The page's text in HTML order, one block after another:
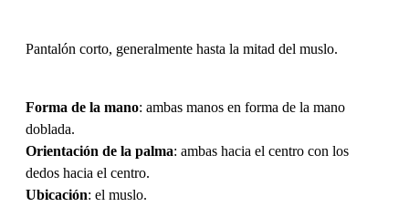
Pantalón corto, generalmente hasta la mitad del muslo.
Forma de la mano: ambas manos en forma de la mano
doblada.
Orientación de la palma: ambas hacia el centro con los
dedos hacia el centro.
Ubicación: el muslo.